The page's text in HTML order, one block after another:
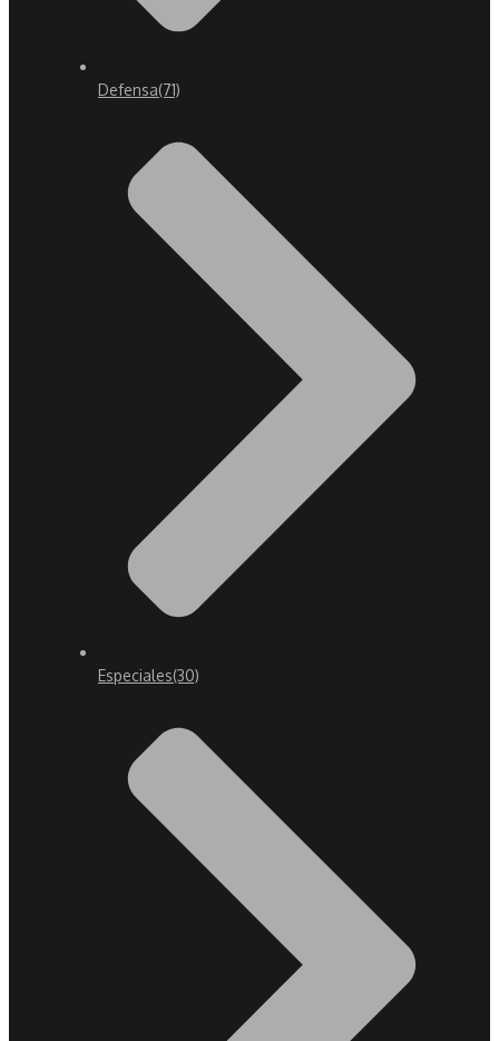
Defensa(71)
Especiales(30)